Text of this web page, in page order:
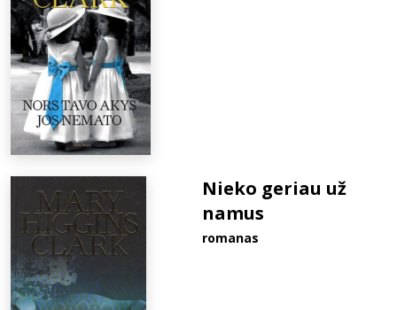
Nieko geriau už
namus
romanas